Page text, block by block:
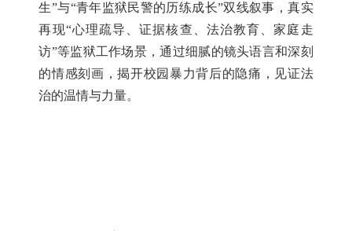
生”与“青年监狱民警的历练成长”双线叙事，真实
再现“心理疏导、证据核查、法治教育、家庭走
访”等监狱工作场景，通过细腻的镜头语言和深刻
的情感刻画，揭开校园暴力背后的隐痛，见证法
治的温情与力量。